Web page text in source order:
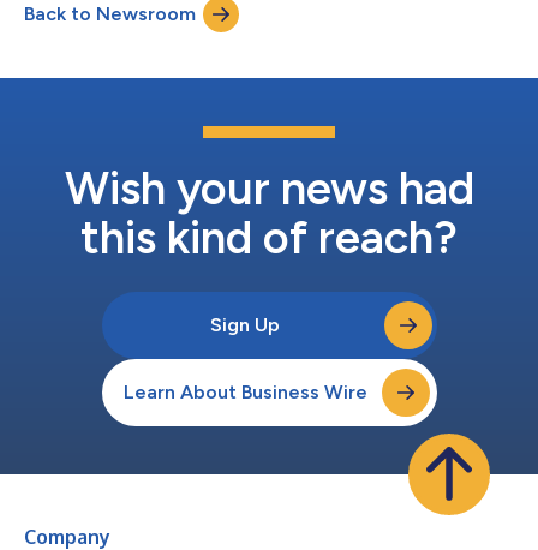
Back to Newsroom
Wish your news had
this kind of reach?
Sign Up
Learn About Business Wire
Company